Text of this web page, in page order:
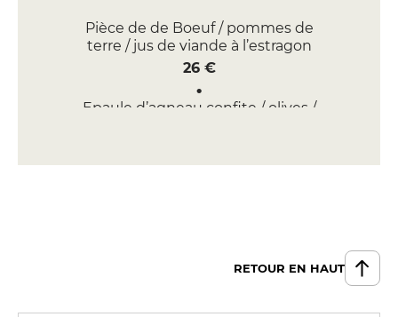
Pièce de de Boeuf / pommes de
terre / jus de viande à l’estragon
26 €
Epaule d’agneau confite / olives /
DESSERT
RETOUR EN HAUT